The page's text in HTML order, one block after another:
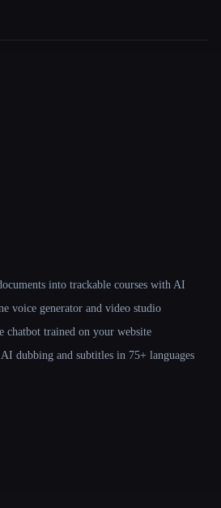
into trackable courses with AI
voice generator and video studio
chatbot trained on your website
dubbing and subtitles in 75+ languages